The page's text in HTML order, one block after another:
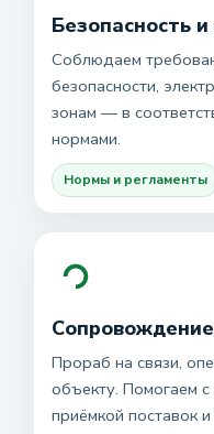
Безопасность
Соблюдаем
безопасности,
зонам — в
нормами.
Нормы и регламенты
Прораб на связи,
объекту. Помогаем с
приёмкой поставок